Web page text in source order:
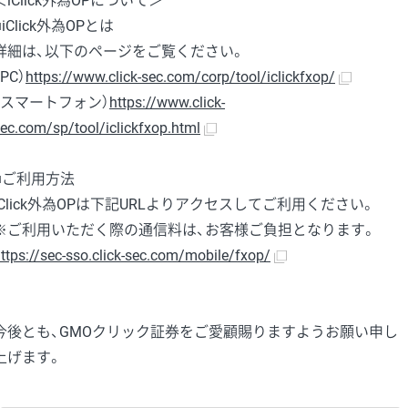
外為OPとは
細は、以下のページをご覧ください。
） https://www.click-sec.com/corp/tool/iclickfxop/
スマートフォン） https://www.click-
sp/tool/iclickfxop.html
利用方法
外為OPは下記URLよりアクセスしてご利用ください。
利用いただく際の通信料は、お客様ご負担となります。
sec-sso.click-sec.com/mobile/fxop/
後とも、GMOクリック証券をご愛顧賜りますようお願い申し
げます。